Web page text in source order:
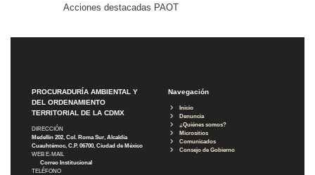
Acciones destacadas PAOT
PROCURADURÍA AMBIENTAL Y
DEL ORDENAMIENTO
TERRITORIAL DE LA CDMX
DIRECCIÓN
Medellín 202, Col. Roma Sur, Alcaldía
Cuauhtémoc, C.P. 06700, Ciudad de México
WEB E-MAIL
Correo Institucional
TELÉFONO
Navegación
Inicio
Denuncia
¿Quiénes somos?
Micrositios
Comunicados
Consejo de Gobierno